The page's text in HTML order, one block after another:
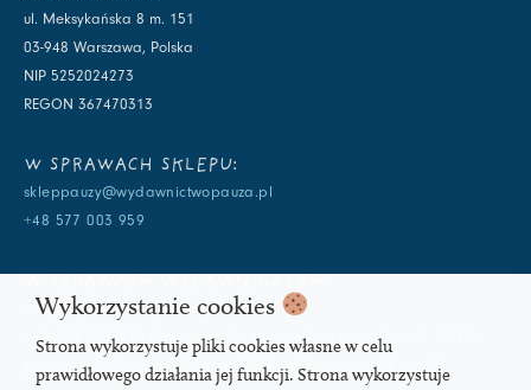
ul. Meksykańska 8 m. 151
03-948 Warszawa, Polska
NIP 5252024273
REGON 367470313
W SPRAWACH SKLEPU:
skleppauzy@wydawnictwopauza.pl
+48 577 003 959
info@wydawnictwopauza.pl
+48 501 177 119 (czynny w dni powszednie w godzinach 11-15,
proszę o wysłanie wiadomości SMS, gdybym nie odbierała)
Wykorzystanie cookies
Strona wykorzystuje pliki cookies własne w celu
prawidłowego działania jej funkcji. Strona wykorzystuje